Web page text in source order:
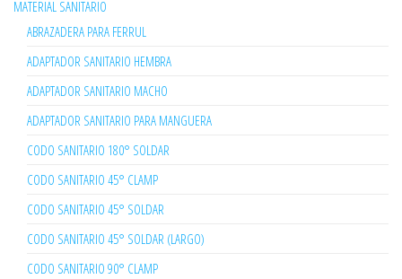
MATERIAL SANITARIO
ABRAZADERA PARA FERRUL
ADAPTADOR SANITARIO HEMBRA
ADAPTADOR SANITARIO MACHO
ADAPTADOR SANITARIO PARA MANGUERA
CODO SANITARIO 180° SOLDAR
CODO SANITARIO 45° CLAMP
CODO SANITARIO 45° SOLDAR
CODO SANITARIO 45° SOLDAR (LARGO)
CODO SANITARIO 90° CLAMP